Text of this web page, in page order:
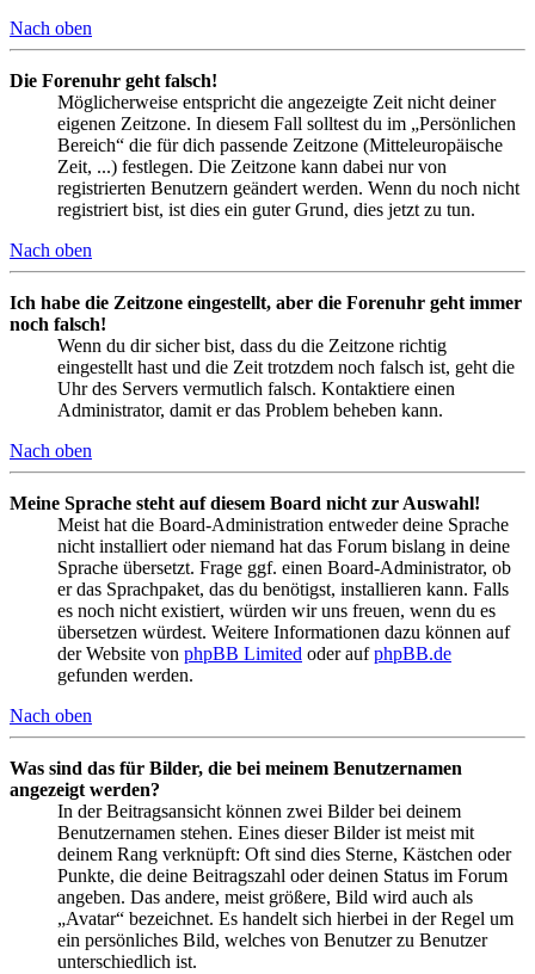
Nach oben
Die Forenuhr geht falsch!
Möglicherweise entspricht die angezeigte Zeit nicht deiner
eigenen Zeitzone. In diesem Fall solltest du im „Persönlichen
Bereich“ die für dich passende Zeitzone (Mitteleuropäische
Zeit, ...) festlegen. Die Zeitzone kann dabei nur von
registrierten Benutzern geändert werden. Wenn du noch nicht
registriert bist, ist dies ein guter Grund, dies jetzt zu tun.
Nach oben
Ich habe die Zeitzone eingestellt, aber die Forenuhr geht immer
noch falsch!
Wenn du dir sicher bist, dass du die Zeitzone richtig
eingestellt hast und die Zeit trotzdem noch falsch ist, geht die
Uhr des Servers vermutlich falsch. Kontaktiere einen
Administrator, damit er das Problem beheben kann.
Nach oben
Meine Sprache steht auf diesem Board nicht zur Auswahl!
Meist hat die Board-Administration entweder deine Sprache
nicht installiert oder niemand hat das Forum bislang in deine
Sprache übersetzt. Frage ggf. einen Board-Administrator, ob
er das Sprachpaket, das du benötigst, installieren kann. Falls
es noch nicht existiert, würden wir uns freuen, wenn du es
übersetzen würdest. Weitere Informationen dazu können auf
der Website von phpBB Limited oder aufphpBB.de
gefunden werden.
Nach oben
Was sind das für Bilder, die bei meinem Benutzernamen
angezeigt werden?
In der Beitragsansicht können zwei Bilder bei deinem
Benutzernamen stehen. Eines dieser Bilder ist meist mit
deinem Rang verknüpft: Oft sind dies Sterne, Kästchen oder
Punkte, die deine Beitragszahl oder deinen Status im Forum
angeben. Das andere, meist größere, Bild wird auch als
„Avatar“ bezeichnet. Es handelt sich hierbei in der Regel um
ein persönliches Bild, welches von Benutzer zu Benutzer
unterschiedlich ist.